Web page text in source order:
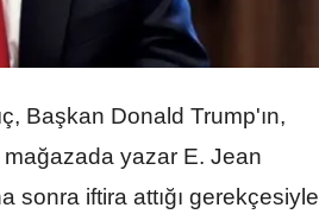
Başkan Donald Trump'ın,
mağazada yazar E. Jean
sonra iftira attığı gerekçesiyle